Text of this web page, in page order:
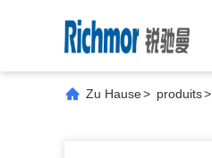
Zu Hause> produits>